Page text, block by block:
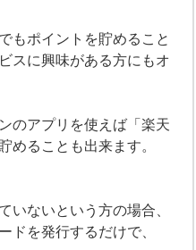
もポイントを貯めること
スに興味がある方にもオ
のアプリを使えば「楽天
めることも出来ます。
いないという方の場合、
ドを発行するだけで、